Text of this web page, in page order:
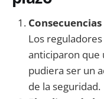
Los
anticiparon que
pudiera ser un
de la seguridad.